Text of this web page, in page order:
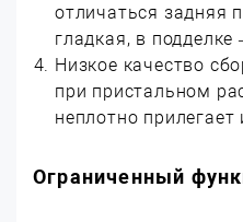
отличаться задняя
гладкая, в подделке
Низкое качество
при пристальном
неплотно прилегает
Ограниченный